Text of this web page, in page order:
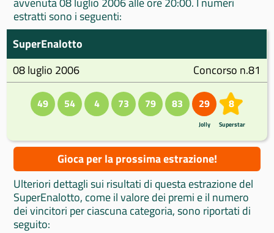
estratti sono i seguenti:
SuperEnalotto
08 luglio 2006
Concorso n.81
49 54 4 73 79 83 29
Jolly
8
Superstar
Gioca per la prossima estrazione!
Ulteriori dettagli sui risultati di questa estrazione del
SuperEnalotto, come il valore dei premi e il numero
dei vincitori per ciascuna categoria, sono riportati di
seguito: